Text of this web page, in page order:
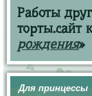
Работы
торты.сайт
рождения»
Для принцессы